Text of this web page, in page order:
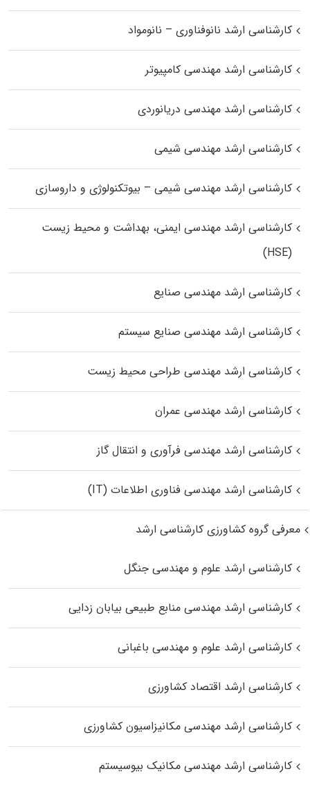
کارشناسی ارشد نانوفناوری – نانومواد
کارشناسی ارشد مهندسی کامپیوتر
کارشناسی ارشد مهندسی دریانوردی
کارشناسی ارشد مهندسی شیمی
کارشناسی ارشد مهندسی شیمی – بیوتکنولوژی و داروسازی
کارشناسی ارشد مهندسی ایمنی، بهداشت و محیط زیست
(HSE)
کارشناسی ارشد مهندسی صنایع
کارشناسی ارشد مهندسی صنایع سیستم
کارشناسی ارشد مهندسی طراحی محیط زیست
کارشناسی ارشد مهندسی عمران
کارشناسی ارشد مهندسی فرآوری و انتقال گاز
کارشناسی ارشد مهندسی فناوری اطلاعات (IT)
معرفی گروه کشاورزی کارشناسی ارشد
کارشناسی ارشد علوم و مهندسی جنگل
کارشناسی ارشد مهندسی منابع طبیعی بیابان زدایی
کارشناسی ارشد علوم و مهندسی باغبانی
کارشناسی ارشد اقتصاد کشاورزی
کارشناسی ارشد مهندسی مکانیزاسیون کشاورزی
کارشناسی ارشد مهندسی مکانیک بیوسیستم